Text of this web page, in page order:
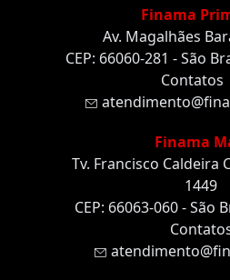
Finama
Av. Magalhães
CEP: 66060-281 - São
Contatos
Finama
Tv. Francisco Caldeira
1449
CEP: 66063-060 - São